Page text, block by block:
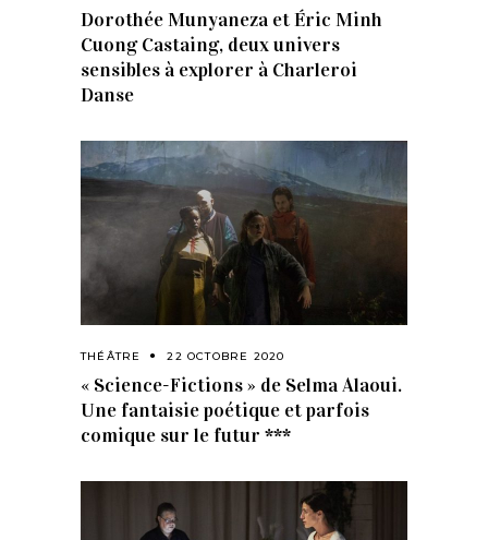
Dorothée Munyaneza et Éric Minh
Cuong Castaing, deux univers
sensibles à explorer à Charleroi
Danse
THÉÂTRE 22 OCTOBRE 2020
« Science-Fictions » de Selma Alaoui.
Une fantaisie poétique et parfois
comique sur le futur ***